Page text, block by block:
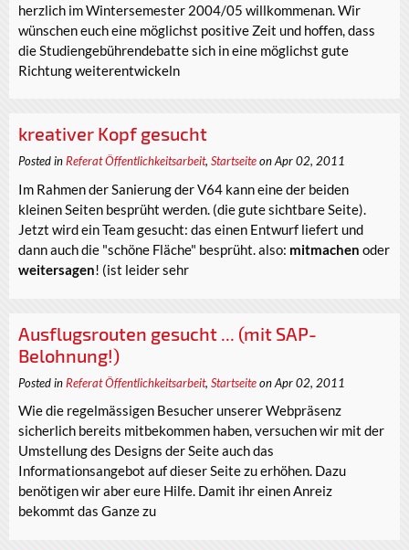
herzlich im Wintersemester 2004/05 willkommenan. Wir
wünschen euch eine möglichst positive Zeit und hoffen, dass
die Studiengebührendebatte sich in eine möglichst gute
Richtung weiterentwickeln
kreativer Kopf gesucht
Posted inReferat Öffentlichkeitsarbeit, Startseiteon Apr 02, 2011
Im Rahmen der Sanierung der V64 kann eine der beiden
kleinen Seiten besprüht werden. (die gute sichtbare Seite).
Jetzt wird ein Team gesucht: das einen Entwurf liefert und
dann auch die "schöne Fläche" besprüht. also: mitmachen oder
weitersagen! (ist leider sehr
Ausflugsrouten gesucht ... (mit SAP-
Belohnung!)
Posted in Referat Öffentlichkeitsarbeit, Startseiteon Apr 02, 2011
Wie die regelmässigen Besucher unserer Webpräsenz
sicherlich bereits mitbekommen haben, versuchen wir mit der
Umstellung des Designs der Seite auch das
Informationsangebot auf dieser Seite zu erhöhen. Dazu
benötigen wir aber eure Hilfe. Damit ihr einen Anreiz
bekommt das Ganze zu